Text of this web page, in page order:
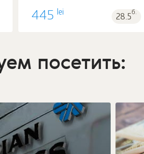
445 lei 28.5б.
посетить: